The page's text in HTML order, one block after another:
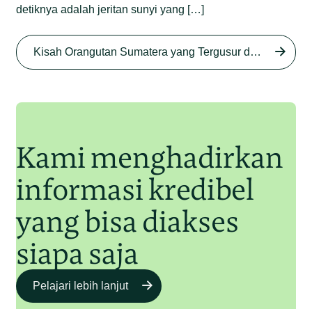
Sumatera di Rawa Tripa
Junaidi Hanafiah 27 Agu 2025
Begini Modus Perburuan
detiknya adalah jeritan sunyi yang […]
Kisah Orangutan Sumatera yang Tergusur dari Rumah Sendiri series
Kami menghadirkan
informasi kredibel
yang bisa diakses
siapa saja
Pelajari lebih lanjut